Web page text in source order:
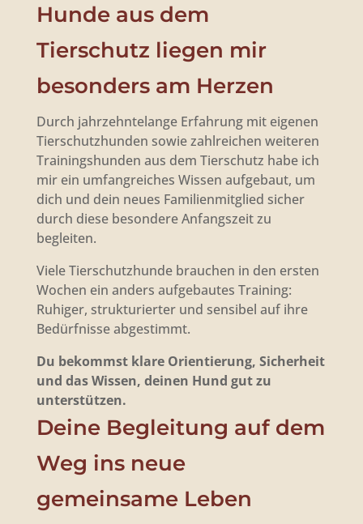
Hunde aus dem
Tierschutz liegen mir
besonders am Herzen
Durch jahrzehntelange Erfahrung mit eigenen
Tierschutzhunden sowie zahlreichen weiteren
Trainingshunden aus dem Tierschutz habe ich
mir ein umfangreiches Wissen aufgebaut, um
dich und dein neues Familienmitglied sicher
durch diese besondere Anfangszeit zu
begleiten.
Viele Tierschutzhunde brauchen in den ersten
Wochen ein anders aufgebautes Training:
Ruhiger, strukturierter und sensibel auf ihre
Bedürfnisse abgestimmt.
Du bekommst klare Orientierung, Sicherheit
und das Wissen, deinen Hund gut zu
unterstützen.
Deine Begleitung auf dem
Weg ins neue
gemeinsame Leben